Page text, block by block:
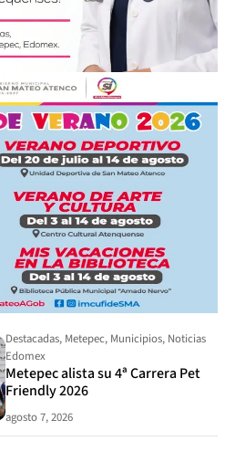
Destacadas, Metepec, Municipios, Noticias
Edomex
Metepec alista su 4ª Carrera Pet
Friendly 2026
agosto 7, 2026